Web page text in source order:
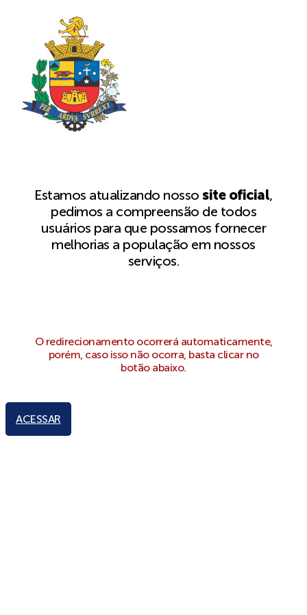
Estamos atualizando nossosite oficial,
pedimos a compreensão de todos
usuários para que possamos fornecer
melhorias a população em nossos
serviços.
O redirecionamento ocorrerá automaticamente,
porém, caso isso não ocorra, basta clicar no
botão abaixo.
ACESSAR